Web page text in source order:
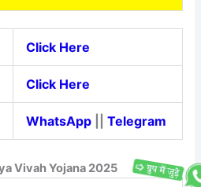
Click Here
Click Here
WhatsApp ||Telegram
Vivah Yojana 2025